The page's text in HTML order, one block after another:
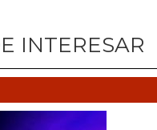
INTERESAR